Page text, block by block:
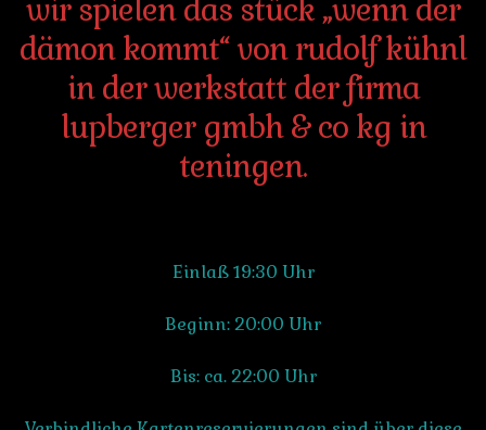
wir spielen das stück „wenn der
dämon kommt“ von rudolf kühnl
in der werkstatt der firma
lupberger gmbh & co kg in
teningen.
Einlaß 19:30 Uhr
Beginn: 20:00 Uhr
Bis: ca. 22:00 Uhr